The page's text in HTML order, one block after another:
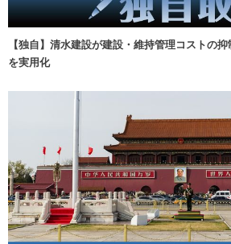
【独自】清水建設が建設・維持管理コストの
を実用化